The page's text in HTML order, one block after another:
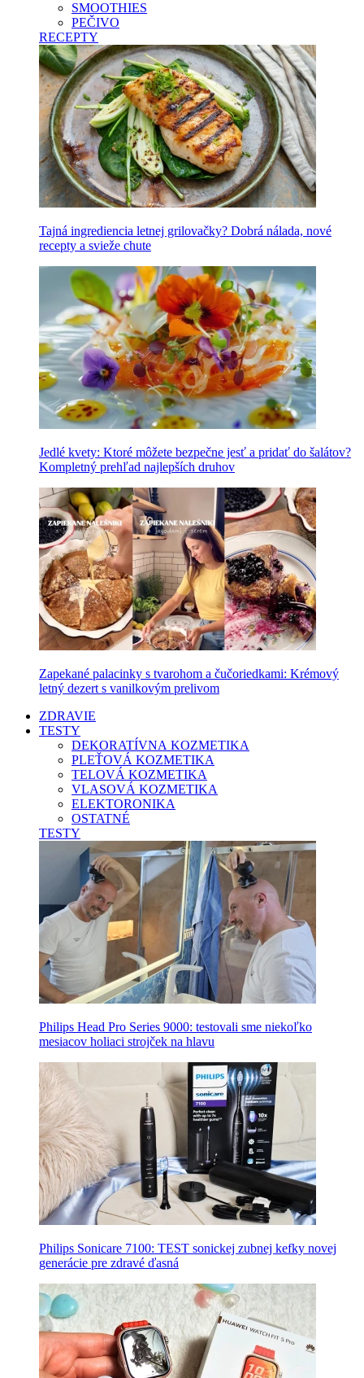
SMOOTHIES
PEČIVO
RECEPTY
Tajná ingrediencia letnej grilovačky? Dobrá nálada, nové
recepty a svieže chute
Jedlé kvety: Ktoré môžete bezpečne jesť a pridať do šalátov?
Kompletný prehľad najlepších druhov
Zapekané palacinky s tvarohom a čučoriedkami: Krémový
letný dezert s vanilkovým prelivom
ZDRAVIE
TESTY
DEKORATÍVNA KOZMETIKA
PLEŤOVÁ KOZMETIKA
TELOVÁ KOZMETIKA
VLASOVÁ KOZMETIKA
ELEKTORONIKA
OSTATNÉ
TESTY
Philips Head Pro Series 9000: testovali sme niekoľko
mesiacov holiaci strojček na hlavu
Philips Sonicare 7100: TEST sonickej zubnej kefky novej
generácie pre zdravé ďasná